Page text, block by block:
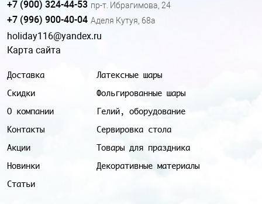
Доставка
Скидки
О компании
Контакты
Акции
Новинки
Статьи
Латексные шары
Фольгированные шары
Гелий, оборудование
Сервировка стола
Товары для праздника
Декоративные материалы
+7 (900) 324-44-53 пр-т. Ибрагимова, 24
+7 (996) 900-40-04 Аделя Кутуя, 68а
holiday116@yandex.ru
Карта сайта